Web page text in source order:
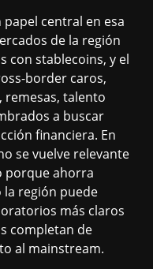
central en esa
de la región
con stablecoins, y el
border caros,
remesas, talento
a buscar
financiera. En
se vuelve relevante
porque ahorra
la región puede
más claros
completan de
al mainstream.